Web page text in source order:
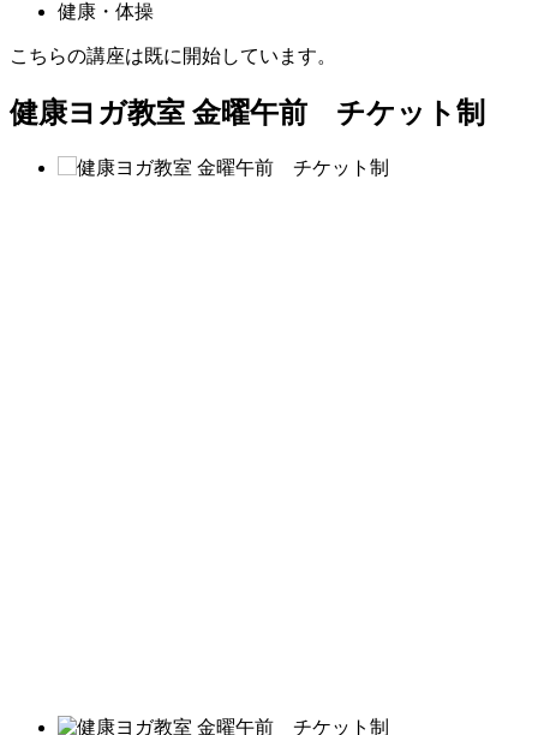
健康・体操
こちらの講座は既に開始しています。
健康ヨガ教室 金曜午前 チケット制